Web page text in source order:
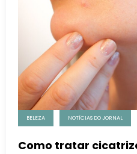
BELEZA NOTÍCIAS DO JORNAL
Como tratar